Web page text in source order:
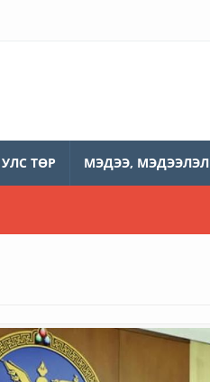
УЛС ТӨР МЭДЭЭ, МЭДЭЭЛЭЛ